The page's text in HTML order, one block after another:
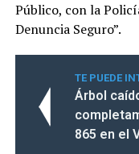
Público, con la
Denuncia Seguro”.
TE PUEDE
Árbol
865 en el